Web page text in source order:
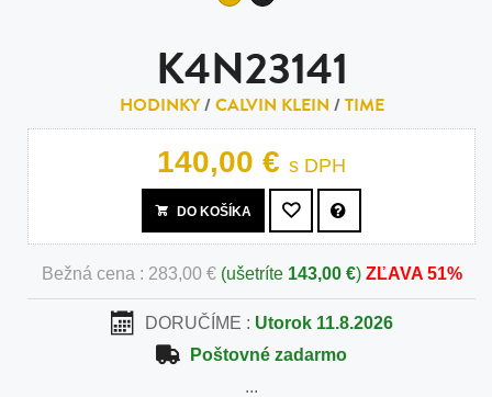
K4N23141
HODINKY/CALVIN KLEIN /TIME
140,00 € s DPH
DO KOŠÍKA
Bežná cena : 283,00 € (ušetríte 143,00 €) ZĽAVA 51%
DORUČÍME : Utorok 11.8.2026
Poštovné zadarmo
...